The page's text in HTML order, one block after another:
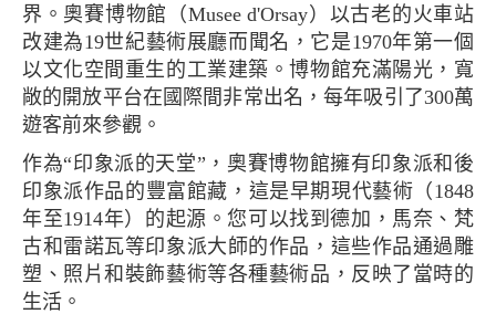
界。奧賽博物館（Musee d'Orsay）以古老的火車站
改建為19世紀藝術展廳而聞名，它是1970年第一個
以文化空間重生的工業建築。博物館充滿陽光，寬
敞的開放平台在國際間非常出名，每年吸引了300萬
遊客前來參觀。
作為“印象派的天堂”，奧賽博物館擁有印象派和後
印象派作品的豐富館藏，這是早期現代藝術（1848
年至1914年）的起源。您可以找到德加，馬奈、梵
古和雷諾瓦等印象派大師的作品，這些作品通過雕
塑、照片和裝飾藝術等各種藝術品，反映了當時的
生活。